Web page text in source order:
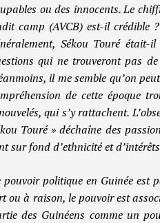
ou des innocents. Le
camp (AVCB) est-il crédible
Sékou Touré
qui ne trouveront pas
il me semble qu’on
de cette époque
qui s’y rattachent.
Touré » déchaîne des
sur fond d’ethnicité et
pouvoir politique en Guinée est
ou à raison, le pouvoir est
des Guinéens comme un